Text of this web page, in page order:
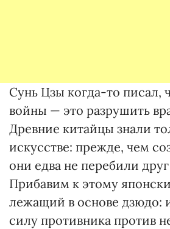
Сунь Цзы когда-то писал,
войны — это разрушить
Древние китайцы знали
искусстве: прежде, чем
они едва не перебили друг
Прибавим к этому
лежащий в основе дзюдо:
силу противника против